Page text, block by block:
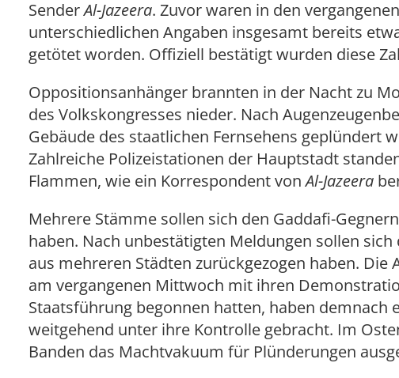
SenderAl-Jazeera. Zuvor waren in den
unterschiedlichen Angaben insgesamt bereits
getötet worden. Offiziell bestätigt wurden diese
Oppositionsanhänger brannten in der Nacht zu
des Volkskongresses nieder. Nach
Gebäude des staatlichen Fernsehens geplündert
Zahlreiche Polizeistationen der Hauptstadt
Flammen, wie ein Korrespondent vonAl-Jazeera
Mehrere Stämme sollen sich den Gaddafi-
haben. Nach unbestätigten Meldungen sollen
aus mehreren Städten zurückgezogen haben. Die
am vergangenen Mittwoch mit ihren
Staatsführung begonnen hatten, haben demnach
weitgehend unter ihre Kontrolle gebracht. Im
Banden das Machtvakuum für Plünderungen